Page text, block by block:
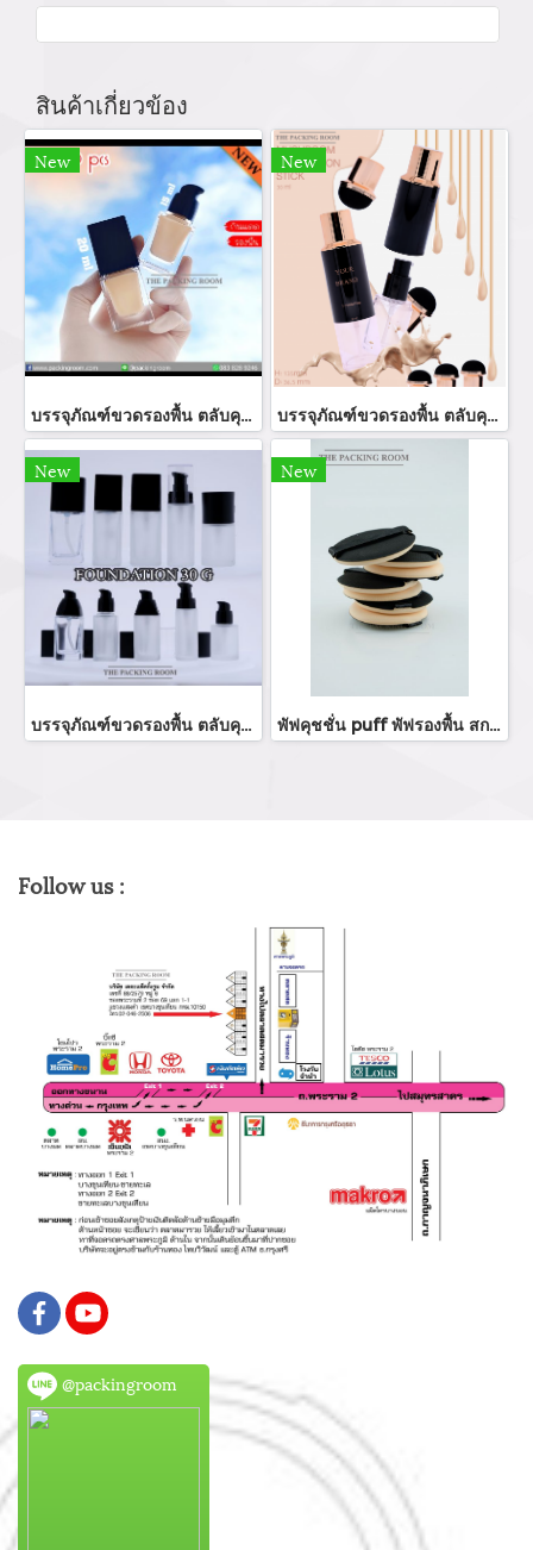
สินค้าเกี่ยวข้อง
New
บรรจุภัณฑ์ขวดรองพื้น ตลับคุชชั่น ขวดรองพื้น foundation bootle/ cushion tube บรรจุภัณฑ์แก้ว Glass tube จำหน่ายบรรจุภัณฑ์เครื่องสำอางทุกประเภท
New
บรรจุภัณฑ์ขวดรองพื้น ตลับคุชชั่น ขายส่งขวดรองพื้น foundation bootle/ cushion tube บรรจุภัณฑ์แก้ว Glass tube จำหน่ายบรรจุภัณฑ์เครื่องสำอางทุกประเภท
New
บรรจุภัณฑ์ขวดรองพื้น ตลับคุชชั่น ขายส่งขวดรองพื้น foundation bootle/ cushion tube บรรจุภัณฑ์แก้ว Glass tube จำหน่ายบรรจุภัณฑ์เครื่องสำอางทุกประเภท
New
พัฟคุชชั่น puff พัฟรองพื้น สกรีนโลโก้พัฟแป้ง ร้านขายบรรจุภัณฑ์ จำหน่ายบรรจุภัณฑ์เครื่องสำอางทุกประเภท
Follow us :
@packingroom